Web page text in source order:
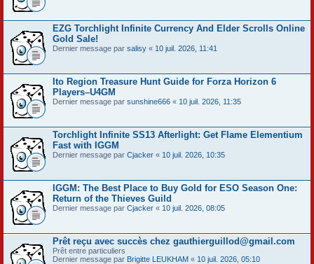
EZG Torchlight Infinite Currency And Elder Scrolls Online
Gold Sale!
Dernier message par salisy « 10 juil. 2026, 11:41
Ito Region Treasure Hunt Guide for Forza Horizon 6
Players–U4GM
Dernier message par sunshine666 « 10 juil. 2026, 11:35
Torchlight Infinite SS13 Afterlight: Get Flame Elementium
Fast with IGGM
Dernier message par Cjacker « 10 juil. 2026, 10:35
IGGM: The Best Place to Buy Gold for ESO Season One:
Return of the Thieves Guild
Dernier message par Cjacker « 10 juil. 2026, 08:05
Prêt reçu avec succès chez gauthierguillod@gmail.com
Prêt entre particuliers
Dernier message par Brigitte LEUKHAM « 10 juil. 2026, 05:10